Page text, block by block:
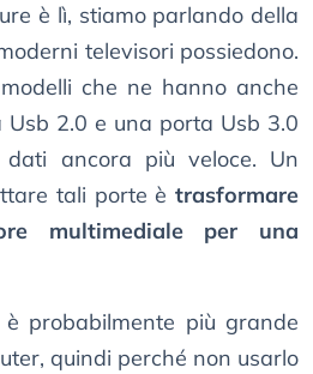
è lì, stiamo parlando della
televisori possiedono.
che ne hanno anche
2.0 e una porta Usb 3.0
ancora più veloce. Un
tali porte è trasformare
multimediale per una
probabilmente più grande
quindi perché non usarlo